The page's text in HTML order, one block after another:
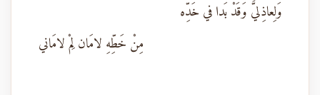
وَلِعاذِليَّ وَقَدْ بَدا في خَدِّه
مِنْ خَطِّهِ لامَان لِمْ لامَاني